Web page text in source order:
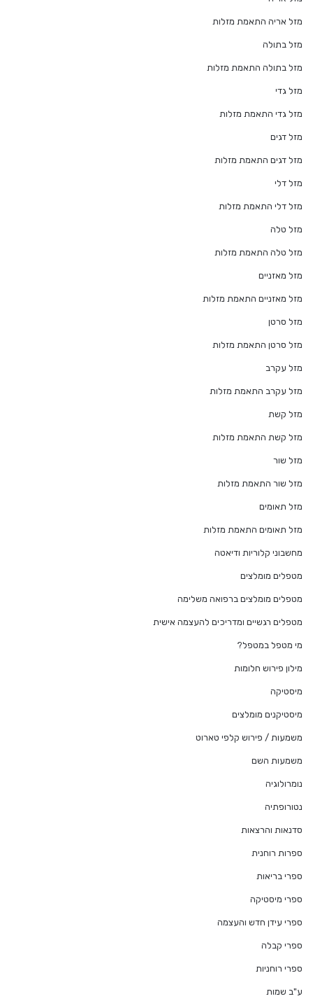
מזל אריה התאמת מזלות
מזל בתולה
מזל בתולה התאמת מזלות
מזל גדי
מזל גדי התאמת מזלות
מזל דגים
מזל דגים התאמת מזלות
מזל דלי
מזל דלי התאמת מזלות
מזל טלה
מזל טלה התאמת מזלות
מזל מאזניים
מזל מאזניים התאמת מזלות
מזל סרטן
מזל סרטן התאמת מזלות
מזל עקרב
מזל עקרב התאמת מזלות
מזל קשת
מזל קשת התאמת מזלות
מזל שור
מזל שור התאמת מזלות
מזל תאומים
מזל תאומים התאמת מזלות
מחשבוני קלוריות ודיאטה
מטפלים מומלצים
מטפלים מומלצים ברפואה משלימה
מטפלים רגשיים ומדריכים להעצמה אישית
מי מטפל במטפל?
מילון פירוש חלומות
מיסטיקה
מיסטיקנים מומלצים
משמעות / פירוש קלפי טארוט
משמעות השם
נומרולוגיה
נטורופתיה
סדנאות והרצאות
ספרות רוחנית
ספרי בריאות
ספרי מיסטיקה
ספרי עידן חדש והעצמה
ספרי קבלה
ספרי רוחניות
ע"ב שמות